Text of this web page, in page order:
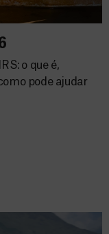
o que é,
pode ajudar